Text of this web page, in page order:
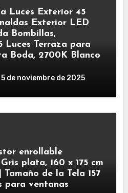
Luces Exterior 45
Exterior LED
Bombillas,
Luces Terraza para
Boda, 2700K Blanco
5 de noviembre de 2025
enrollable
plata, 160 x 175 cm
de la Tela 157
para ventanas